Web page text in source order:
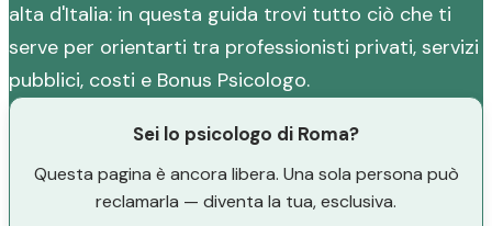
alta d'Italia: in questa guida trovi tutto ciò che ti
serve per orientarti tra professionisti privati, servizi
pubblici, costi e Bonus Psicologo.
Sei lo psicologo di Roma?
Questa pagina è ancora libera. Una sola persona può
reclamarla — diventa la tua, esclusiva.